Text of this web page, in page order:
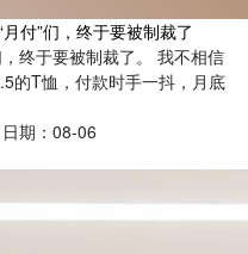
付”们，终于要被制裁了
终于要被制裁了。 我不相信
的T恤，付款时手一抖，月底
日期：08-06